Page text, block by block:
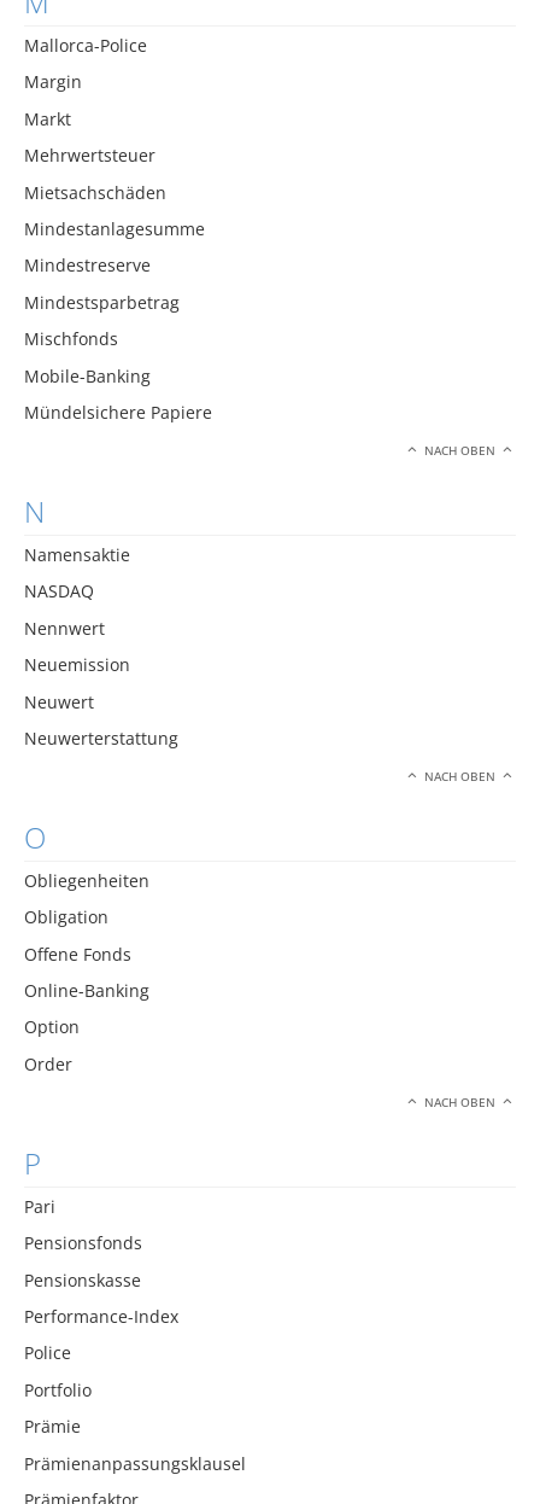
Mallorca-Police
Margin
Markt
Mehrwertsteuer
Mietsachschäden
Mindestanlagesumme
Mindestreserve
Mindestsparbetrag
Mischfonds
Mobile-Banking
Mündelsichere Papiere
NACH OBEN
N
Namensaktie
NASDAQ
Nennwert
Neuemission
Neuwert
Neuwerterstattung
NACH OBEN
O
Obliegenheiten
Obligation
Offene Fonds
Online-Banking
Option
Order
NACH OBEN
P
Pari
Pensionsfonds
Pensionskasse
Performance-Index
Police
Portfolio
Prämie
Prämienanpassungsklausel